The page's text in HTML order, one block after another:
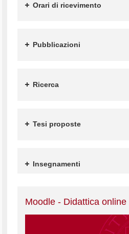
Orari di ricevimento
Pubblicazioni
Ricerca
Tesi proposte
Insegnamenti
Moodle - Didattica online